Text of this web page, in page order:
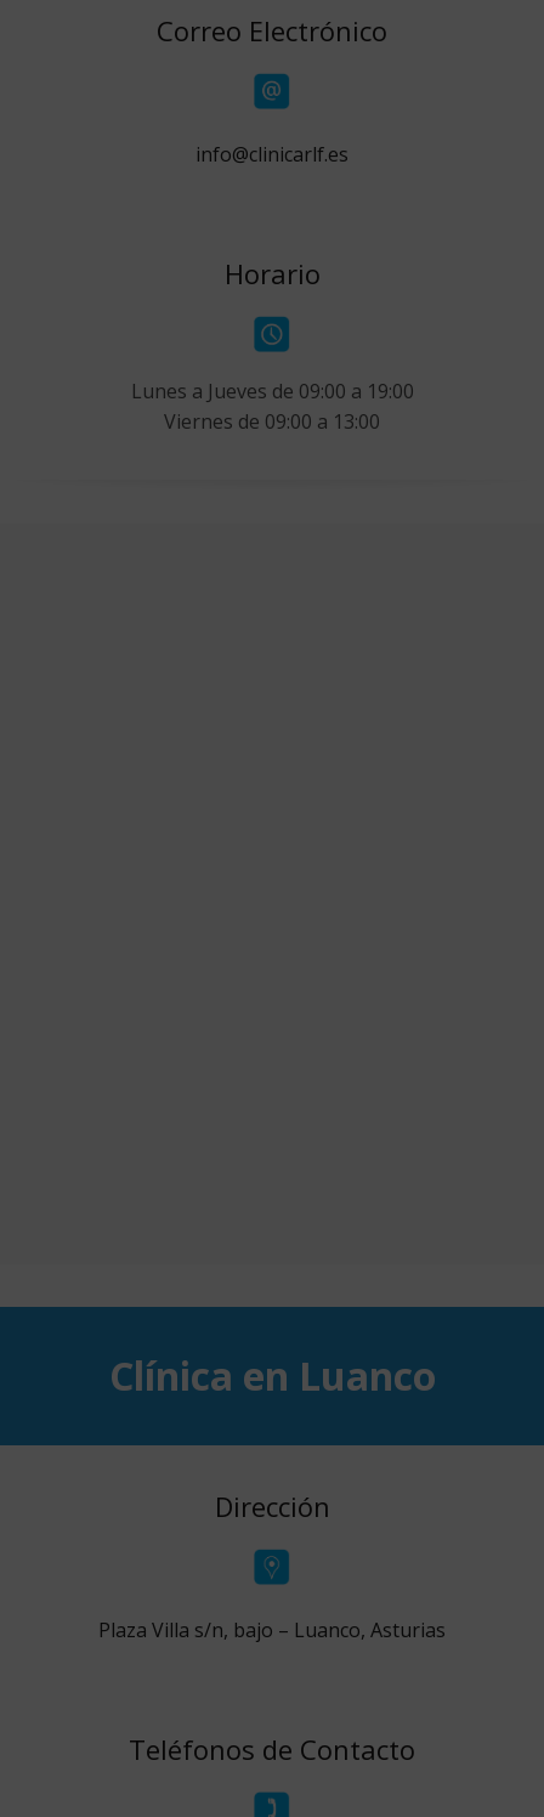
Correo Electrónico
info@clinicarlf.es
Horario
Lunes a Jueves de 09:00 a 19:00
Viernes de 09:00 a 13:00
Clínica en Luanco
Dirección
Plaza Villa s/n, bajo – Luanco, Asturias
Teléfonos de Contacto